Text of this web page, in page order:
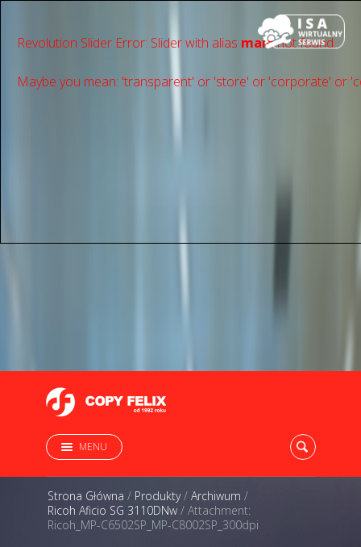
Revolution Slider Error: Slider with alias mainnot found.
Maybe you mean: 'transparent' or 'store' or 'сorporate' or
MENU
Strona Główna / Produkty/ Archiwum /
Ricoh Aficio SG 3110DNw / Attachment:
Ricoh_MP-C6502SP_MP-C8002SP_300dpi